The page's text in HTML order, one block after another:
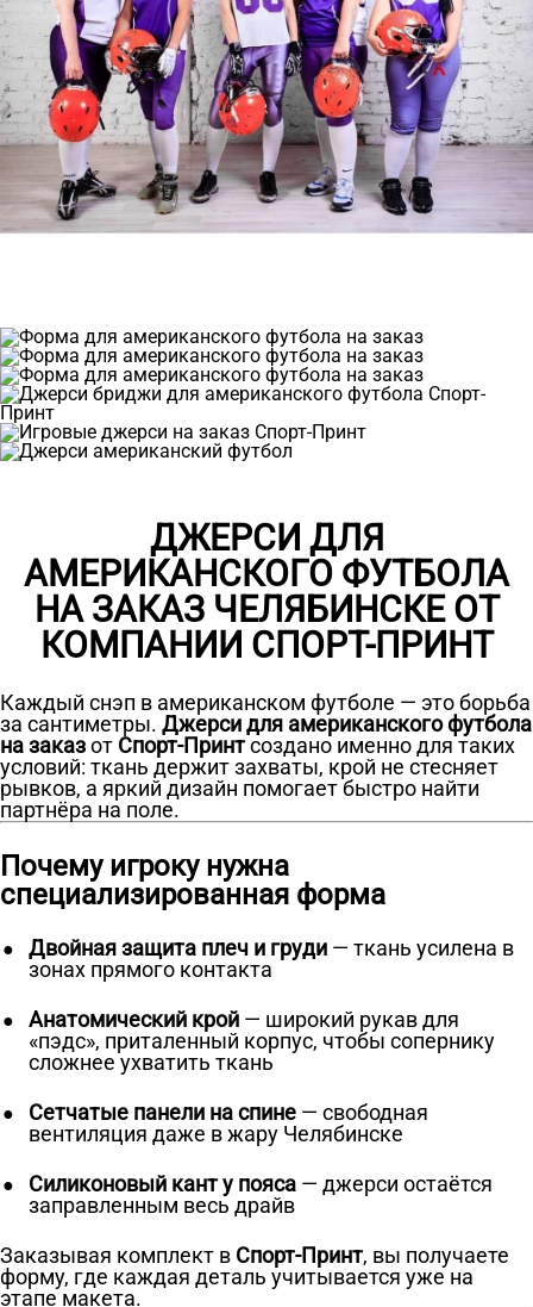
ДЖЕРСИ ДЛЯ
АМЕРИКАНСКОГО ФУТБОЛА
НА ЗАКАЗ ЧЕЛЯБИНСКЕ ОТ
КОМПАНИИ СПОРТ-ПРИНТ
Каждый снэп в американском футболе — это борьба
за сантиметры. Джерси для американского футбола
на заказот Спорт-Принтсоздано именно для таких
условий: ткань держит захваты, крой не стесняет
рывков, а яркий дизайн помогает быстро найти
партнёра на поле.
Почему игроку нужна
специализированная форма
Двойная защита плеч и груди — ткань усилена в
зонах прямого контакта
Анатомический крой — широкий рукав для
«пэдс», приталенный корпус, чтобы сопернику
сложнее ухватить ткань
Сетчатые панели на спине — свободная
вентиляция даже в жару Челябинске
Силиконовый кант у пояса — джерси остаётся
заправленным весь драйв
Заказывая комплект в Спорт-Принт, вы получаете
форму, где каждая деталь учитывается уже на
этапе макета.